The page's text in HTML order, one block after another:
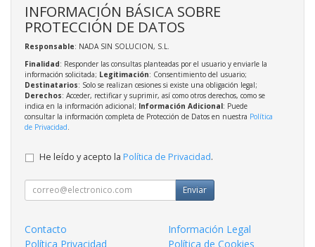
INFORMACIÓN BÁSICA SOBRE
PROTECCIÓN DE DATOS
Responsable: NADA SIN SOLUCION, S.L.
Finalidad: Responder las consultas planteadas por el usuario y enviarle la
información solicitada; Legitimación: Consentimiento del usuario;
Destinatarios: Solo se realizan cesiones si existe una obligación legal;
Derechos: Acceder, rectificar y suprimir, así como otros derechos, como se
indica en la información adicional; Información Adicional: Puede
consultar la información completa de Protección de Datos en nuestra Política
de Privacidad
He leído y acepto la Política de Privacidad.
Enviar
Contacto
Información Legal
Política Privacidad
Política de Cookies